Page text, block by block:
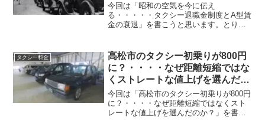
今回は「昭和の空気を今に伝え
る・・・・・タクシー退職金制度とA型賃
金の衰退」を書こうと思います。とり
かったんだよ、自分の兄貴は同じ会社で
勤務していて止める時に退職金が...
タクシー料金
高松市のタクシー初乗りが800円
に？・・・・なぜ距離短縮ではな
くストレートな値上げを選んだの
か？
今回は「高松市のタクシー初乗りが800円
に？・・・・なぜ距離短縮ではなくスト
レートな値上げを選んだのか？」を書こ